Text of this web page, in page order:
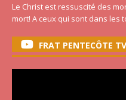
Le Christ est ressuscité des
mort! A ceux qui sont dans les
FRAT PENTECÔTE TV